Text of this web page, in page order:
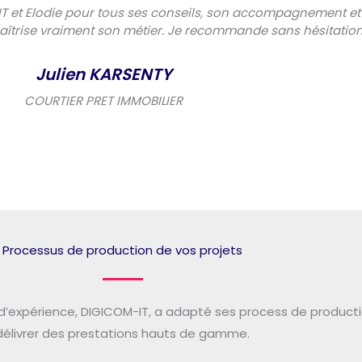
et Elodie pour tous ses conseils, son accompagnement
vraiment son métier. Je recommande sans
Julien KARSENTY
COURTIER PRET IMMOBILIER
Processus de production de vos projets
DIGICOM-IT, a adapté ses process de
des prestations hauts de gamme.